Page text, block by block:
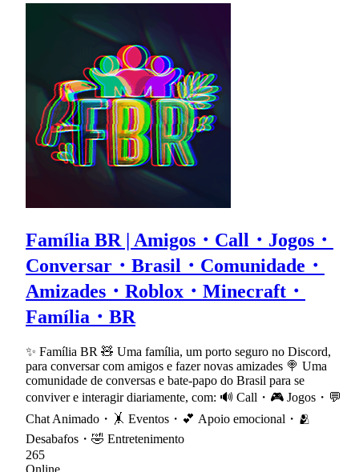
Família BR | Amigos・Call・Jogos・
Conversar・Brasil・Comunidade・
Amizades・Roblox・Minecraft・
Família・BR
✨ Família BR 🧸 Uma família, um porto seguro no Discord,
para conversar com amigos e fazer novas amizades 🍭 Uma
comunidade de conversas e bate-papo do Brasil para se
conviver e interagir diariamente, com: 🔊 Call・🎮 Jogos・💬
Chat Animado・🤸 Eventos・💕 Apoio emocional・🫂
Desabafos・🤣 Entretenimento
265